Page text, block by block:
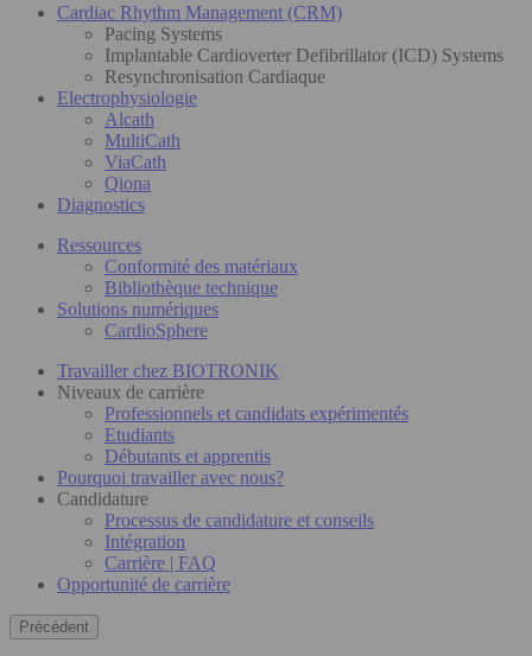
Cardiac Rhythm Management (CRM)
Pacing Systems
Implantable Cardioverter Defibrillator (ICD) Systems
Resynchronisation Cardiaque
Electrophysiologie
Alcath
MultiCath
ViaCath
Qiona
Diagnostics
Ressources
Conformité des matériaux
Bibliothèque technique
Solutions numériques
CardioSphere
Travailler chez BIOTRONIK
Niveaux de carrière
Professionnels et candidats expérimentés
Etudiants
Débutants et apprentis
Pourquoi travailler avec nous?
Candidature
Processus de candidature et conseils
Intégration
Carrière | FAQ
Opportunité de carrière
Précédent